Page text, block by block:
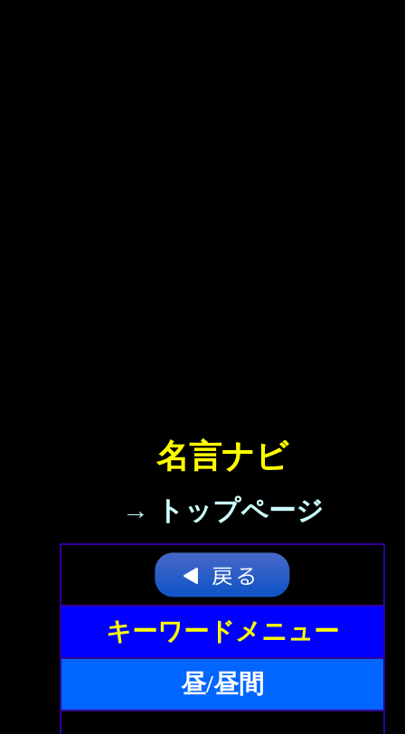
名言ナビ
→ トップページ
キーワードメニュー
昼/昼間